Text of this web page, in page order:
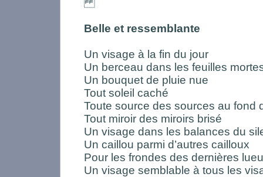
Belle et ressemblante
Un visage à la fin du jour
Un berceau dans les feuilles
Un bouquet de pluie nue
Tout soleil caché
Toute source des sources au fond
Tout miroir des miroirs brisé
Un visage dans les balances du
Un caillou parmi d’autres cailloux
Pour les frondes des dernières
Un visage semblable à tous les